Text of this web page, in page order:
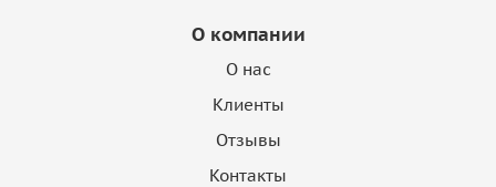
О компании
О нас
Клиенты
Отзывы
Контакты